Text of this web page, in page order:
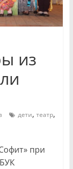
из
дети, театр,
при